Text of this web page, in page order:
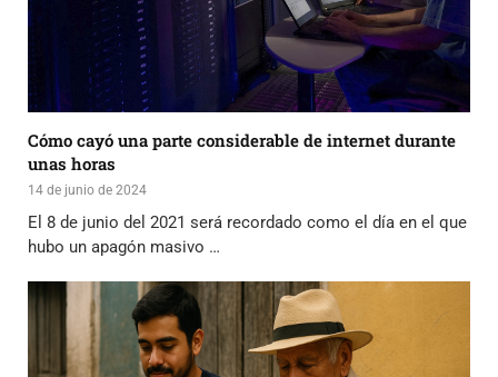
Cómo cayó una parte considerable de internet durante
unas horas
14 de junio de 2024
El 8 de junio del 2021 será recordado como el día en el que
hubo un apagón masivo …